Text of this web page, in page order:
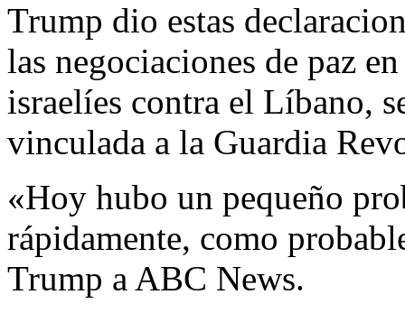
Trump dio estas
las negociaciones de paz
israelíes contra el Líbano,
vinculada a la Guardia
«Hoy hubo un pequeño
rápidamente, como
Trump a ABC News.